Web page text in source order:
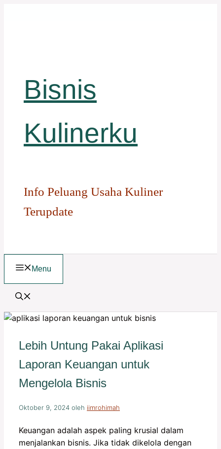
Bisnis
Kulinerku
Info Peluang Usaha Kuliner
Terupdate
Menu
Lebih Untung Pakai Aplikasi
Laporan Keuangan untuk
Mengelola Bisnis
Oktober 9, 2024 oleh iimrohimah
Keuangan adalah aspek paling krusial dalam
menjalankan bisnis. Jika tidak dikelola dengan